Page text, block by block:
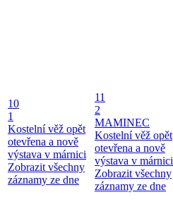
10
1
Kostelní věž opět
otevřena a nově
výstava v márnici
Zobrazit všechny
záznamy ze dne
11
2
MAMINEC
Kostelní věž opět
otevřena a nově
výstava v márnici
Zobrazit všechny
záznamy ze dne